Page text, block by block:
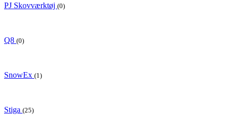
PJ Skovværktøj (0)
Q8 (0)
SnowEx (1)
Stiga (25)